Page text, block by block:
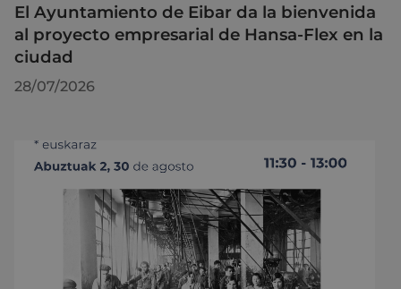
El Ayuntamiento de Eibar da la bienvenida
al proyecto empresarial de Hansa-Flex en la
ciudad
28/07/2026